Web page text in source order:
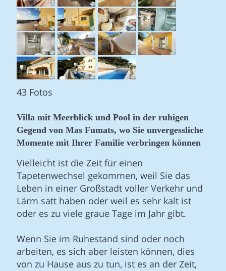
43 Fotos
Villa mit Meerblick und Pool in der ruhigen
Gegend von Mas Fumats, wo Sie unvergessliche
Momente mit Ihrer Familie verbringen können
Vielleicht ist die Zeit für einen
Tapetenwechsel gekommen, weil Sie das
Leben in einer Großstadt voller Verkehr und
Lärm satt haben oder weil es sehr kalt ist
oder es zu viele graue Tage im Jahr gibt.
Wenn Sie im Ruhestand sind oder noch
arbeiten, es sich aber leisten können, dies
von zu Hause aus zu tun, ist es an der Zeit,